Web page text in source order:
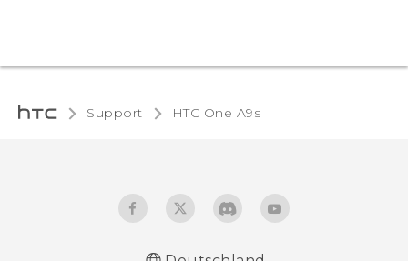
Support HTC One A9s‎